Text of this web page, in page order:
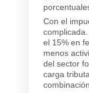
Con el
el 15% en
menos
del sector
carga